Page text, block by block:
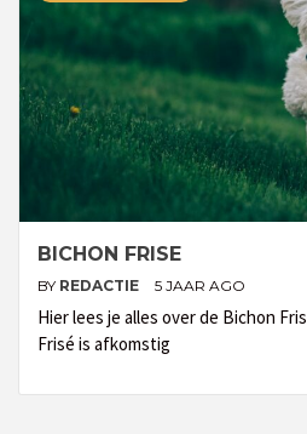
BICHON FRISE
BY REDACTIE 5 JAAR AGO
Hier lees je alles over de Bichon
Frisé is afkomstig